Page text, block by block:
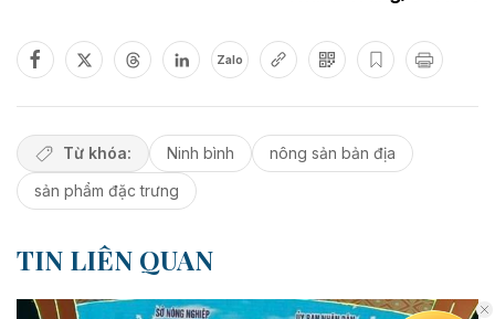
Zalo
Từ khóa: Ninh bình
nông sản bản địa
sản phẩm đặc trưng
TIN LIÊN QUAN